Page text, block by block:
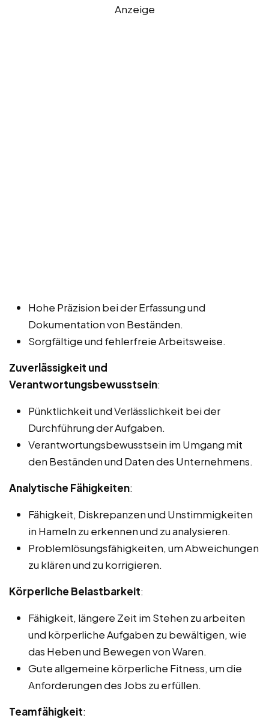
Anzeige
Hohe Präzision bei der Erfassung und
Dokumentation von Beständen.
Sorgfältige und fehlerfreie Arbeitsweise.
Zuverlässigkeit und
Verantwortungsbewusstsein:
Pünktlichkeit und Verlässlichkeit bei der
Durchführung der Aufgaben.
Verantwortungsbewusstsein im Umgang mit
den Beständen und Daten des Unternehmens.
Analytische Fähigkeiten:
Fähigkeit, Diskrepanzen und Unstimmigkeiten
in Hameln zu erkennen und zu analysieren.
Problemlösungsfähigkeiten, um Abweichungen
zu klären und zu korrigieren.
Körperliche Belastbarkeit:
Fähigkeit, längere Zeit im Stehen zu arbeiten
und körperliche Aufgaben zu bewältigen, wie
das Heben und Bewegen von Waren.
Gute allgemeine körperliche Fitness, um die
Anforderungen des Jobs zu erfüllen.
Teamfähigkeit: